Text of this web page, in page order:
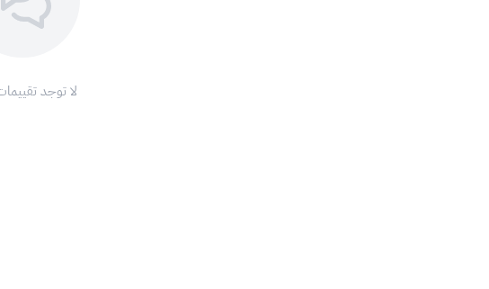
لا توجد